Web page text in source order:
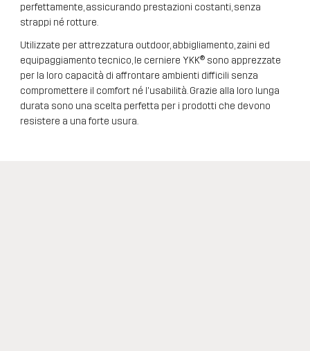
perfettamente, assicurando prestazioni costanti, senza
strappi né rotture.
Utilizzate per attrezzatura outdoor, abbigliamento, zaini ed
equipaggiamento tecnico, le cerniere YKK® sono apprezzate
per la loro capacità di affrontare ambienti difficili senza
compromettere il comfort né l'usabilità. Grazie alla loro lunga
durata sono una scelta perfetta per i prodotti che devono
resistere a una forte usura.